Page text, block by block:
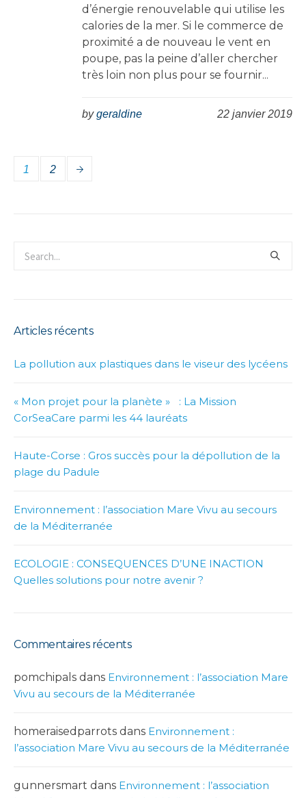
d’énergie renouvelable qui utilise les
calories de la mer. Si le commerce de
proximité a de nouveau le vent en
poupe, pas la peine d’aller chercher
très loin non plus pour se fournir...
22 janvier 2019
bygeraldine
1 2
Articles récents
La pollution aux plastiques dans le viseur des lycéens
« Mon projet pour la planète » : La Mission
CorSeaCare parmi les 44 lauréats
Haute-Corse : Gros succès pour la dépollution de la
plage du Padule
Environnement : l’association Mare Vivu au secours
de la Méditerranée
ECOLOGIE : CONSEQUENCES D’UNE INACTION
Quelles solutions pour notre avenir ?
Commentaires récents
pomchipals dans Environnement : l’association Mare
Vivu au secours de la Méditerranée
homeraisedparrots dans Environnement :
l’association Mare Vivu au secours de la Méditerranée
gunnersmart dans Environnement : l’association